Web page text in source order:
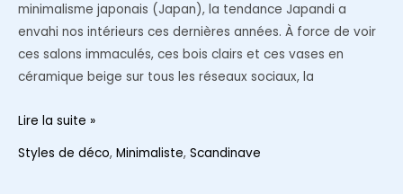
minimalisme japonais (Japan), la tendance Japandi a
envahi nos intérieurs ces dernières années. À force de voir
ces salons immaculés, ces bois clairs et ces vases en
céramique beige sur tous les réseaux sociaux, la
La
déco
Lire la suite »
Styles de déco, Minimaliste, Scandinave